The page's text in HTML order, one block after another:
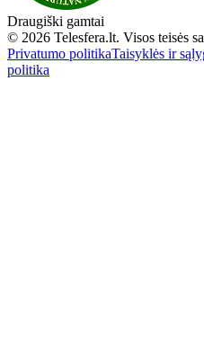
Draugiški gamtai
© 2026 Telesfera.lt. Visos teisės
Privatumo politikaTaisyklės ir
politika